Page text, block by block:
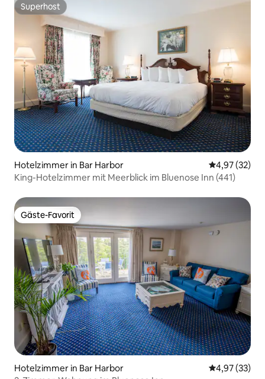
Superhost
Superhost
Hotelzimmer in Bar Harbor
4,97 (32)
King-Hotelzimmer mit Meerblick im Bluenose Inn (441)
Gäste-Favorit
Gäste-Favorit
Hotelzimmer in Bar Harbor
4,97 (33)